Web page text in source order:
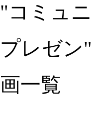
"コミュ
プレゼン
画一覧